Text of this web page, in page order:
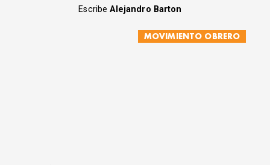
EscribeAlejandro Barton
MOVIMIENTO OBRERO